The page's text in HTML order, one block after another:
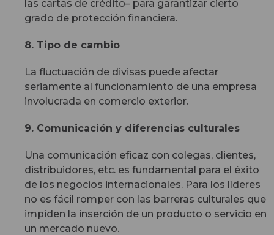
las cartas de crédito– para garantizar cierto
grado de protección financiera.
8. Tipo de cambio
La fluctuación de divisas puede afectar
seriamente al funcionamiento de una empresa
involucrada en comercio exterior.
9. Comunicación y diferencias culturales
Una comunicación eficaz con colegas, clientes,
distribuidores, etc. es fundamental para el éxito
de los negocios internacionales. Para los líderes
no es fácil romper con las barreras culturales que
impiden la inserción de un producto o servicio en
un mercado nuevo.